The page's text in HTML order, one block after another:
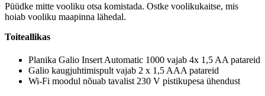
Püüdke mitte vooliku otsa komistada. Ostke voolikukaitse, mis
hoiab vooliku maapinna lähedal.
Toiteallikas
Planika Galio Insert Automatic 1000 vajab 4x 1,5 AA patareid
Galio kaugjuhtimispult vajab 2 x 1,5 AAA patareid
Wi-Fi moodul nõuab tavalist 230 V pistikupesa ühendust